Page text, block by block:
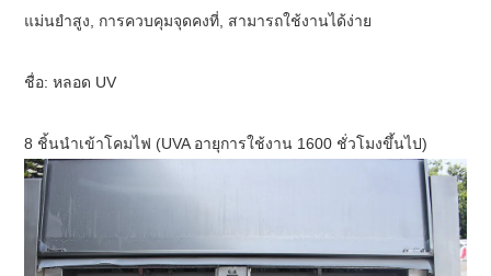
แม่นยำสูง, การควบคุมจุดคงที่, สามารถใช้งานได้ง่าย
ชื่อ: หลอด UV
8 ชิ้นนำเข้าโคมไฟ (UVA อายุการใช้งาน 1600 ชั่วโมงขึ้นไป)